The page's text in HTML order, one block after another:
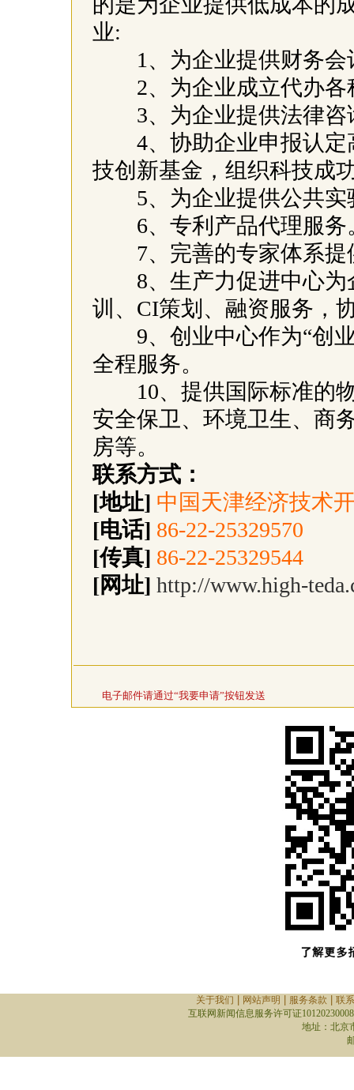
业:
1、为企业提供财务会
2、为企业成立代办各
3、为企业提供法律咨
4、协助企业申报认定
技创新基金，组织科技成
5、为企业提供公共实
6、专利产品代理服务
7、完善的专家体系提
8、生产力促进中心为
训、CI策划、融资服务，
9、创业中心作为“创业
全程服务。
10、提供国际标准的物
安全保卫、环境卫生、商
房等。
联系方式：
[地址] 中国天津经济技术
[电话] 86-22-25329570
[传真] 86-22-25329544
[网址] http://www.high-
电子邮件请通过“我要申请”按钮发送
关于我们 网站声明 服务条款
联
互联网新闻信息服务许可证10120230008
地址：北京